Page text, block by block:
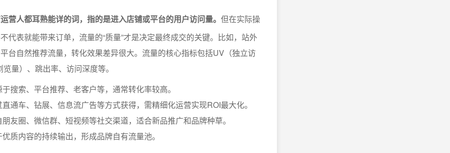
营人都耳熟能详的词，指的是进入店铺或平台的用户访问量。 但在实际操
代表就能带来订单，流量的“质量”才是决定最终成交的关键。比如，站外
台自然推荐流量，转化效果差异很大。流量的核心指标包括UV（独立访
量）、跳出率、访问深度等。
搜索、平台推荐、老客户等，通常转化率较高。
通车、钻展、信息流广告等方式获得，需精细化运营实现ROI最大化。
友圈、微信群、短视频等社交渠道，适合新品推广和品牌种草。
质内容的持续输出，形成品牌自有流量池。